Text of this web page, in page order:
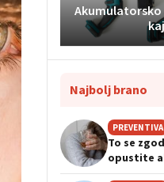
Akumulatorsko
Najbolj brano
PREVENTIVA
To se
opustite